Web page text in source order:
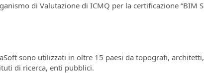
di Valutazione di ICMQ per la certificazione “BIM
sono utilizzati in oltre 15 paesi da topografi,
di ricerca, enti pubblici.